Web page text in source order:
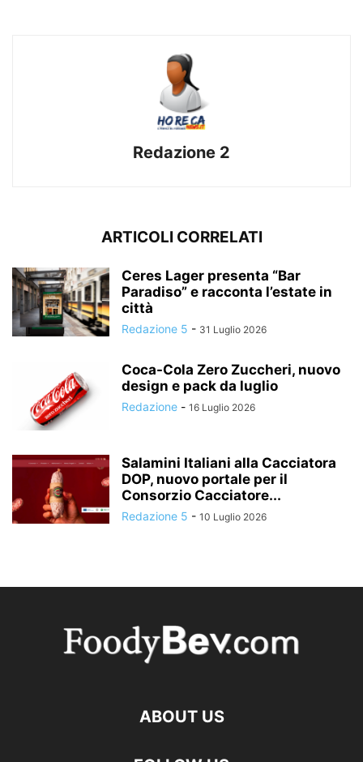
Redazione 2
ARTICOLI CORRELATI
Ceres Lager presenta “Bar
Paradiso” e racconta l’estate in
città
Redazione 5 - 31 Luglio 2026
Coca-Cola Zero Zuccheri, nuovo
design e pack da luglio
Redazione - 16 Luglio 2026
Salamini Italiani alla Cacciatora
DOP, nuovo portale per il
Consorzio Cacciatore...
Redazione 5 - 10 Luglio 2026
ABOUT US